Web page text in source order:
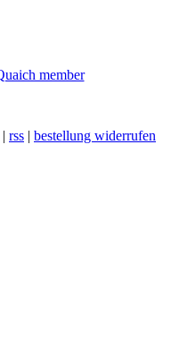
| rss | bestellung widerrufen